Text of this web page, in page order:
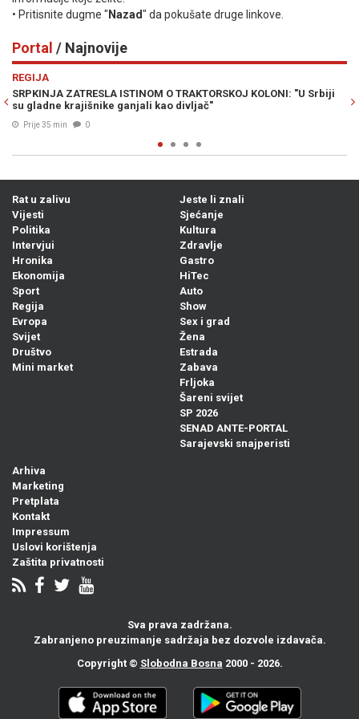
• Pritisnite dugme " Nazad" da pokušate druge linkove.
Portal / Najnovije
REGIJA
SRPKINJA ZATRESLA ISTINOM O TRAKTORSKOJ KOLONI: "U Srbiji
su gladne krajišnike ganjali kao divljač"
Prije 35 min 0
Rat u zalivu
Vijesti
Politika
Intervjui
Hronika
Ekonomija
Sport
Regija
Evropa
Svijet
Društvo
Mini market
Jeste li znali
Sjećanje
Kultura
Zdravlje
Gastro
HiTec
Auto
Show
Sex i grad
Žena
Estrada
Zabava
Frljoka
Šareni svijet
SP 2026
SENAD ANTE-PORTAL
Sarajevski snajperisti
Arhiva
Marketing
Pretplata
Kontakt
Impressum
Uslovi korištenja
Zaštita privatnosti
Sva prava zadržana.
Zabranjeno preuzimanje sadržaja bez dozvole izdavača.
Copyright © Slobodna Bosna 2000 - 2026.